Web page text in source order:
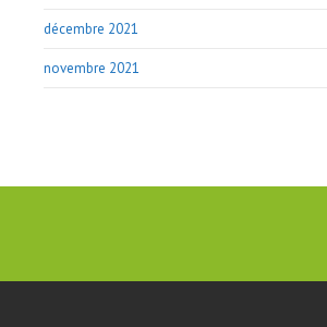
décembre 2021
novembre 2021